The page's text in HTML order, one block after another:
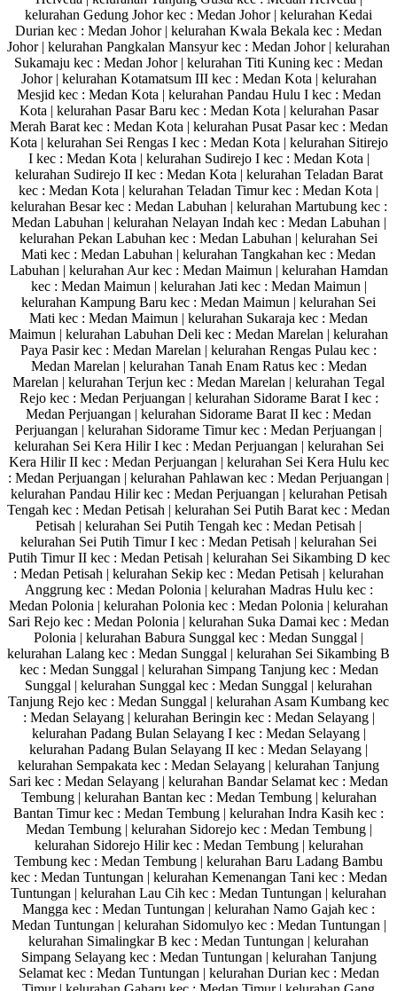
kelurahan Gedung Johor kec : Medan Johor | kelurahan Kedai
Durian kec : Medan Johor | kelurahan Kwala Bekala kec : Medan
Johor | kelurahan Pangkalan Mansyur kec : Medan Johor | kelurahan
Sukamaju kec : Medan Johor | kelurahan Titi Kuning kec : Medan
Johor | kelurahan Kotamatsum III kec : Medan Kota | kelurahan
Mesjid kec : Medan Kota | kelurahan Pandau Hulu I kec : Medan
Kota | kelurahan Pasar Baru kec : Medan Kota | kelurahan Pasar
Merah Barat kec : Medan Kota | kelurahan Pusat Pasar kec : Medan
Kota | kelurahan Sei Rengas I kec : Medan Kota | kelurahan Sitirejo
I kec : Medan Kota | kelurahan Sudirejo I kec : Medan Kota |
kelurahan Sudirejo II kec : Medan Kota | kelurahan Teladan Barat
kec : Medan Kota | kelurahan Teladan Timur kec : Medan Kota |
kelurahan Besar kec : Medan Labuhan | kelurahan Martubung kec :
Medan Labuhan | kelurahan Nelayan Indah kec : Medan Labuhan |
kelurahan Pekan Labuhan kec : Medan Labuhan | kelurahan Sei
Mati kec : Medan Labuhan | kelurahan Tangkahan kec : Medan
Labuhan | kelurahan Aur kec : Medan Maimun | kelurahan Hamdan
kec : Medan Maimun | kelurahan Jati kec : Medan Maimun |
kelurahan Kampung Baru kec : Medan Maimun | kelurahan Sei
Mati kec : Medan Maimun | kelurahan Sukaraja kec : Medan
Maimun | kelurahan Labuhan Deli kec : Medan Marelan | kelurahan
Paya Pasir kec : Medan Marelan | kelurahan Rengas Pulau kec :
Medan Marelan | kelurahan Tanah Enam Ratus kec : Medan
Marelan | kelurahan Terjun kec : Medan Marelan | kelurahan Tegal
Rejo kec : Medan Perjuangan | kelurahan Sidorame Barat I kec :
Medan Perjuangan | kelurahan Sidorame Barat II kec : Medan
Perjuangan | kelurahan Sidorame Timur kec : Medan Perjuangan |
kelurahan Sei Kera Hilir I kec : Medan Perjuangan | kelurahan Sei
Kera Hilir II kec : Medan Perjuangan | kelurahan Sei Kera Hulu kec
: Medan Perjuangan | kelurahan Pahlawan kec : Medan Perjuangan |
kelurahan Pandau Hilir kec : Medan Perjuangan | kelurahan Petisah
Tengah kec : Medan Petisah | kelurahan Sei Putih Barat kec : Medan
Petisah | kelurahan Sei Putih Tengah kec : Medan Petisah |
kelurahan Sei Putih Timur I kec : Medan Petisah | kelurahan Sei
Putih Timur II kec : Medan Petisah | kelurahan Sei Sikambing D kec
: Medan Petisah | kelurahan Sekip kec : Medan Petisah | kelurahan
Anggrung kec : Medan Polonia | kelurahan Madras Hulu kec :
Medan Polonia | kelurahan Polonia kec : Medan Polonia | kelurahan
Sari Rejo kec : Medan Polonia | kelurahan Suka Damai kec : Medan
Polonia | kelurahan Babura Sunggal kec : Medan Sunggal |
kelurahan Lalang kec : Medan Sunggal | kelurahan Sei Sikambing B
kec : Medan Sunggal | kelurahan Simpang Tanjung kec : Medan
Sunggal | kelurahan Sunggal kec : Medan Sunggal | kelurahan
Tanjung Rejo kec : Medan Sunggal | kelurahan Asam Kumbang kec
: Medan Selayang | kelurahan Beringin kec : Medan Selayang |
kelurahan Padang Bulan Selayang I kec : Medan Selayang |
kelurahan Padang Bulan Selayang II kec : Medan Selayang |
kelurahan Sempakata kec : Medan Selayang | kelurahan Tanjung
Sari kec : Medan Selayang | kelurahan Bandar Selamat kec : Medan
Tembung | kelurahan Bantan kec : Medan Tembung | kelurahan
Bantan Timur kec : Medan Tembung | kelurahan Indra Kasih kec :
Medan Tembung | kelurahan Sidorejo kec : Medan Tembung |
kelurahan Sidorejo Hilir kec : Medan Tembung | kelurahan
Tembung kec : Medan Tembung | kelurahan Baru Ladang Bambu
kec : Medan Tuntungan | kelurahan Kemenangan Tani kec : Medan
Tuntungan | kelurahan Lau Cih kec : Medan Tuntungan | kelurahan
Mangga kec : Medan Tuntungan | kelurahan Namo Gajah kec :
Medan Tuntungan | kelurahan Sidomulyo kec : Medan Tuntungan |
kelurahan Simalingkar B kec : Medan Tuntungan | kelurahan
Simpang Selayang kec : Medan Tuntungan | kelurahan Tanjung
Selamat kec : Medan Tuntungan | kelurahan Durian kec : Medan